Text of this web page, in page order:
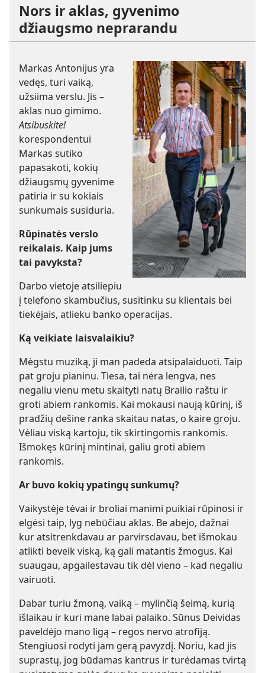
Nors ir aklas, gyvenimo
džiaugsmo neprarandu
Markas Antonijus yra
vedęs, turi vaiką,
užsiima verslu. Jis –
aklas nuo gimimo.
Atsibuskite!
korespondentui
Markas sutiko
papasakoti, kokių
džiaugsmų gyvenime
patiria ir su kokiais
sunkumais susiduria.
Rūpinatės verslo
reikalais. Kaip jums
tai pavyksta?
Darbo vietoje atsiliepiu
į telefono skambučius, susitinku su klientais bei
tiekėjais, atlieku banko operacijas.
Ką veikiate laisvalaikiu?
Mėgstu muziką, ji man padeda atsipalaiduoti. Taip
pat groju pianinu. Tiesa, tai nėra lengva, nes
negaliu vienu metu skaityti natų Brailio raštu ir
groti abiem rankomis. Kai mokausi naują kūrinį, iš
pradžių dešine ranka skaitau natas, o kaire groju.
Vėliau viską kartoju, tik skirtingomis rankomis.
Išmokęs kūrinį mintinai, galiu groti abiem
rankomis.
Ar buvo kokių ypatingų sunkumų?
Vaikystėje tėvai ir broliai manimi puikiai rūpinosi ir
elgėsi taip, lyg nebūčiau aklas. Be abejo, dažnai
kur atsitrenkdavau ar parvirsdavau, bet išmokau
atlikti beveik viską, ką gali matantis žmogus. Kai
suaugau, apgailestavau tik dėl vieno – kad negaliu
vairuoti.
Dabar turiu žmoną, vaiką – mylinčią šeimą, kurią
išlaikau ir kuri mane labai palaiko. Sūnus Deividas
paveldėjo mano ligą – regos nervo atrofiją.
Stengiuosi rodyti jam gerą pavyzdį. Noriu, kad jis
suprastų, jog būdamas kantrus ir turėdamas tvirtą